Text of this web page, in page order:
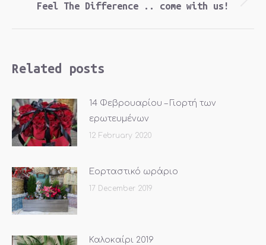
Next
Feel The Difference .. come with us!
Related posts
14 Φεβρουαρίου – Γιορτή των
ερωτευμένων
12 February 2020
Εορταστικό ωράριο
17 December 2019
Καλοκαίρι 2019